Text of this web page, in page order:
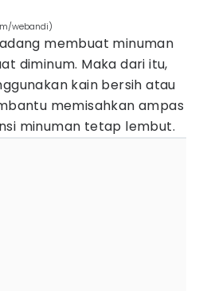
webandi)
membuat minuman
diminum. Maka dari itu,
kain bersih atau
memisahkan ampas
minuman tetap lembut.